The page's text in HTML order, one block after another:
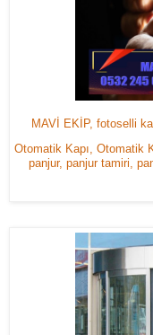
MAVİ EKİP, fotoselli
Otomatik Kapı, Otomatik
panjur, panjur tamiri,